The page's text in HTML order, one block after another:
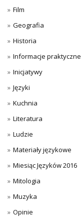
Film
Geografia
Historia
Informacje praktyczne
Inicjatywy
Języki
Kuchnia
Literatura
Ludzie
Materiały językowe
Miesiąc Języków 2016
Mitologia
Muzyka
Opinie